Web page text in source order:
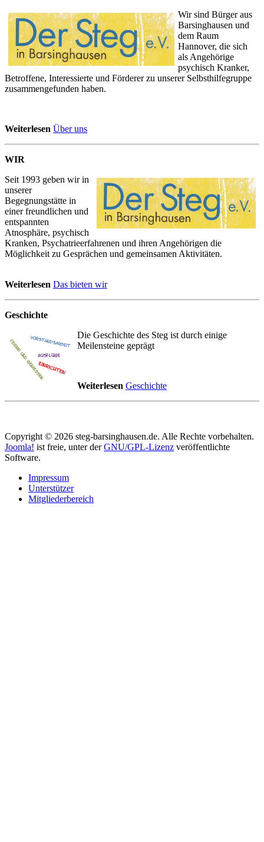
Wir sind Bürger aus
Barsinghausen und
dem Raum
Hannover, die sich
als Angehörige
psychisch Kranker,
Betroffene, Interessierte und Förderer zu unserer Selbsthilfegruppe
zusammengefunden haben.
Weiterlesen Über uns
WIR
Seit 1993 geben wir in
unserer
Begegnungstätte in
einer freundlichen und
entspannten
Atnosphäre, psychisch
Kranken, Psychatrieerfahrenen und ihren Angehörigen die
Möglichkeit zu Gesprächen und gemeinsamen Aktivitäten.
Weiterlesen Das bieten wir
Geschichte
Die Geschichte des Steg ist durch einige
Meilensteine geprägt
Weiterlesen Geschichte
Copyright © 2026 steg-barsinghausen.de. Alle Rechte vorbehalten.
Joomla! ist freie, unter derGNU/GPL-Lizenz veröffentlichte
Software.
Impressum
Unterstützer
Mitgliederbereich